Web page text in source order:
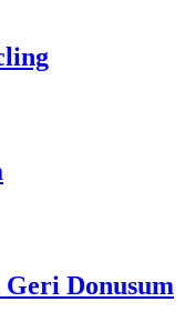
Donusum